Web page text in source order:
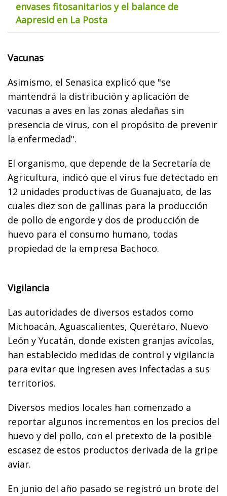
envases fitosanitarios y el balance de
Aapresid en La Posta
Vacunas
Asimismo, el Senasica explicó que "se
mantendrá la distribución y aplicación de
vacunas a aves en las zonas aledañas sin
presencia de virus, con el propósito de prevenir
la enfermedad".
El organismo, que depende de la Secretaría de
Agricultura, indicó que el virus fue detectado en
12 unidades productivas de Guanajuato, de las
cuales diez son de gallinas para la producción
de pollo de engorde y dos de producción de
huevo para el consumo humano, todas
propiedad de la empresa Bachoco.
Vigilancia
Las autoridades de diversos estados como
Michoacán, Aguascalientes, Querétaro, Nuevo
León y Yucatán, donde existen granjas avícolas,
han establecido medidas de control y vigilancia
para evitar que ingresen aves infectadas a sus
territorios.
Diversos medios locales han comenzado a
reportar algunos incrementos en los precios del
huevo y del pollo, con el pretexto de la posible
escasez de estos productos derivada de la gripe
aviar.
En junio del año pasado se registró un brote del